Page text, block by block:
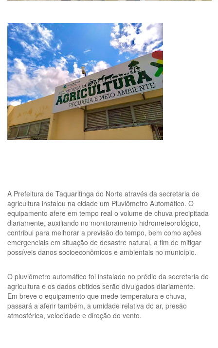
A Prefeitura de Taquaritinga do Norte através da secretaria de
agricultura instalou na cidade um Pluviômetro Automático. O
equipamento afere em tempo real o volume de chuva precipitada
diariamente, auxiliando no monitoramento hidrometeorológico,
contribui para melhorar a previsão do tempo, bem como ações
emergenciais em situação de desastre natural, a fim de mitigar
possíveis danos socioeconômicos e ambientais no município.
O pluviômetro automático foi instalado no prédio da secretaria de
agricultura e os dados obtidos serão divulgados diariamente.
Em breve o equipamento que mede temperatura e chuva,
passará a aferir também, a umidade relativa do ar, presão
atmosférica, velocidade e direção do vento.